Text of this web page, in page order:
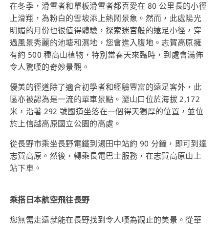
在冬季，滑雪者和單板滑雪者都喜愛在 80 公里長的小徑
上滑翔，為粉白的雪坡添上熱鬧景象。然而，此處陽光
明媚的月份也很值得體驗，探索迷宮般的遠足小徑，穿
過風景秀麗的池塘和濕地，您會進入腹地。志賀高原擁
有約 500 種高山植物，特別當春天來臨時，到處會滿佈
令人驚嘆的奇妙景觀。
優美的徑道除了適合初學者和經驗豐富的遠足客外，此
區亦被認為是一流的單車景點。澀山口位於海拔 2,172
米，沿著 292 號國道坐落在一個得天獨厚的位置，並位
於上信越高原國立公園的高處。
從長野市乘坐長野電鐵到湯田中站約 90 分鐘，即可到達
志賀高原。然後，轉乘長電巴士服務，在志賀高原山上
站下車。
乘搭日本航空飛往長野
您無需走遠就能在長野找到令人嘆為觀止的美景。從華